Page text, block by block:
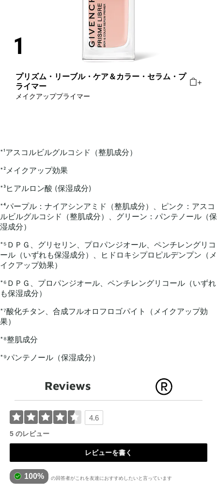
プリズム・リーブル・ケア＆カラー・セラム・プ
ライマー
メイクアッププライマー
*¹アスコルビルグルコシド（整肌成分）​
*²メイクアップ効果​
*³ヒアルロン酸 (保湿成分)
*⁴パープル：ナイアシンアミド（整肌成分）、ピンク：アスコ
ルビルグルコシド（整肌成分）、グリーン：パンテノール（保
湿成分）
*⁵ＤＰＧ、グリセリン、プロパンジオール、ペンチレングリコ
ール（いずれも保湿成分）、ヒドロキシプロピルデンプン（メ
イクアップ効果）​
*⁶ＤＰＧ、プロパンジオール、ペンチレングリコール（いずれ
も保湿成分）​
*⁷酸化チタン、合成フルオロフロゴパイト（メイクアップ効
果）​
*⁸整肌成分​
*⁹パンテノール（保湿成分）​
Reviews
4.6
5 のレビュー
レビューを書く
100% の回答者がこれを友達におすすめしたいと言っています